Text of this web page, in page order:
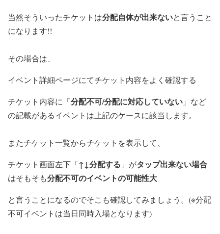
当然そういったチケットは分配自体が出来ないと言うこと
になります!!
その場合は、
イベント詳細ページにてチケット内容をよく確認する
チケット内容に「分配不可/分配に対応していない 」など
の記載があるイベントは上記のケースに該当します。
またチケット一覧からチケットを表示して、
チケット画面左下「↑↓分配する 」がタップ出来ない場合
はそもそも分配不可のイベントの可能性大
と言うことになるのでそこも確認してみましょう。(※分配
不可イベントは当日同時入場となります)